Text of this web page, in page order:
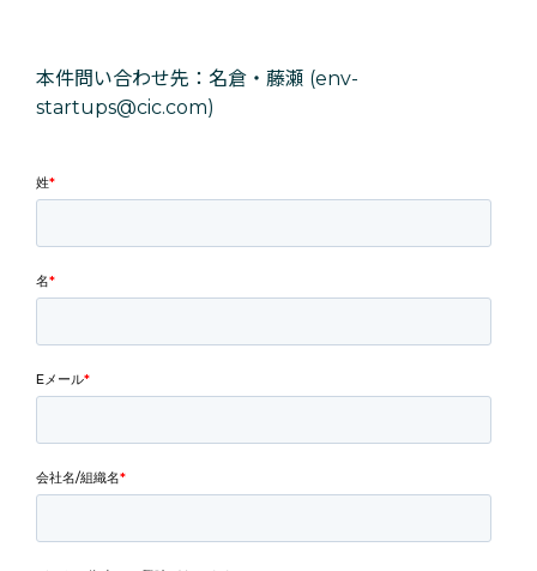
本件問い合わせ先：名倉・藤瀬 (env-
startups@cic.com)